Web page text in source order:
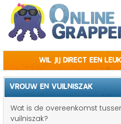
Wil jij direct een
VROUW EN VUILNISZAK
Wat is de overeenkomst
vuilniszak?